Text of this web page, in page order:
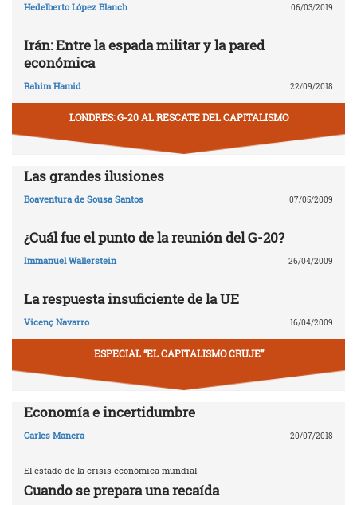
Hedelberto López Blanch 06/03/2019
Irán: Entre la espada militar y la pared
económica
Rahim Hamid 22/09/2018
LONDRES: G-20 AL RESCATE DEL CAPITALISMO
Las grandes ilusiones
Boaventura de Sousa Santos 07/05/2009
¿Cuál fue el punto de la reunión del G-20?
Immanuel Wallerstein 26/04/2009
La respuesta insuficiente de la UE
Vicenç Navarro 16/04/2009
ESPECIAL “EL CAPITALISMO CRUJE”
Economía e incertidumbre
Carles Manera 20/07/2018
El estado de la crisis económica mundial
Cuando se prepara una recaída